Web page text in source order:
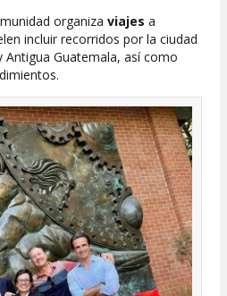
organiza viajes a
incluir recorridos por la ciudad
Guatemala, así como